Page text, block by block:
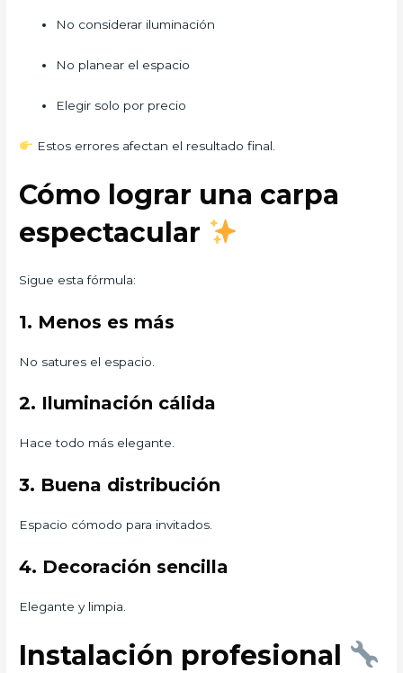
No considerar iluminación
No planear el espacio
Elegir solo por precio
Estos errores afectan el resultado final.
Cómo lograr una carpa
espectacular
Sigue esta fórmula:
1. Menos es más
No satures el espacio.
2. Iluminación cálida
Hace todo más elegante.
3. Buena distribución
Espacio cómodo para invitados.
4. Decoración sencilla
Elegante y limpia.
Instalación profesional